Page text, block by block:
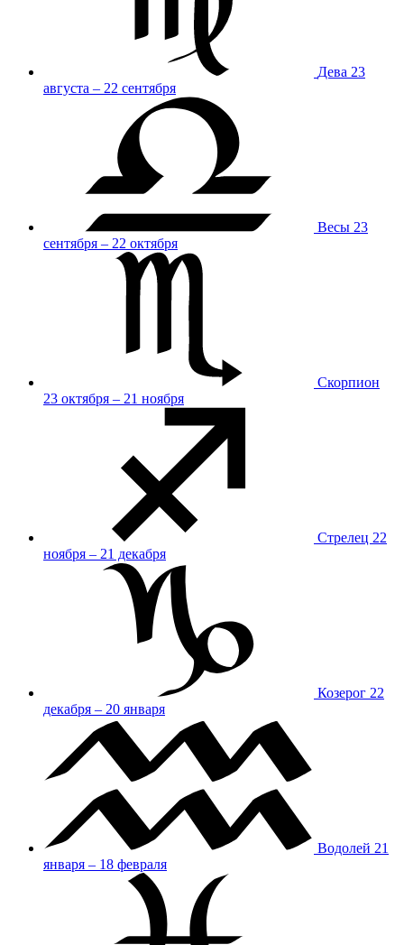
Дева 23
августа – 22 сентября
Весы 23
сентября – 22 октября
Скорпион
23 октября – 21 ноября
Стрелец 22
ноября – 21 декабря
Козерог 22
декабря – 20 января
Водолей 21
января – 18 февраля